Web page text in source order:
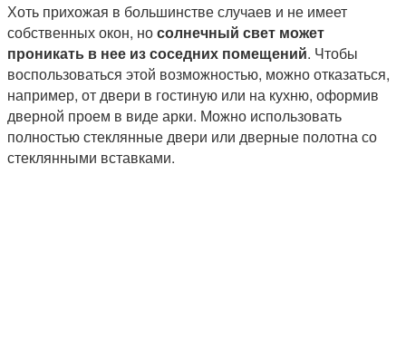
Хоть прихожая в большинстве случаев и не имеет
собственных окон, носолнечный свет может
проникать в нее из соседних помещений. Чтобы
воспользоваться этой возможностью, можно отказаться,
например, от двери в гостиную или на кухню, оформив
дверной проем в виде арки. Можно использовать
полностью стеклянные двери или дверные полотна со
стеклянными вставками.